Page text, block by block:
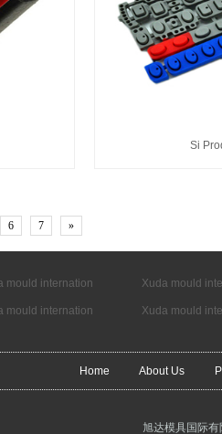
Si
6 7 »
mould internation Xuda mould
mould internation Xuda mould
Home About Us
旭达模具国际